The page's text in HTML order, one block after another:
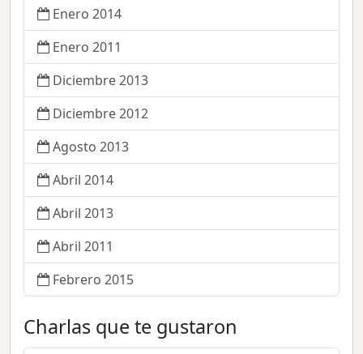
Enero 2014
Enero 2011
Diciembre 2013
Diciembre 2012
Agosto 2013
Abril 2014
Abril 2013
Abril 2011
Febrero 2015
Charlas que te gustaron